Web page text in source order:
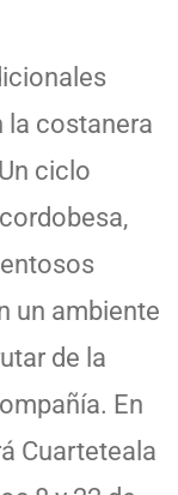
la costanera
ciclo
un ambiente
de la
En
Cuarteteala